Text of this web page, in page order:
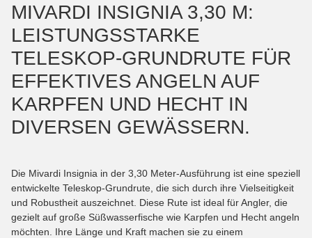
MIVARDI INSIGNIA 3,30 M:
LEISTUNGSSTARKE
TELESKOP-GRUNDRUTE FÜR
EFFEKTIVES ANGELN AUF
KARPFEN UND HECHT IN
DIVERSEN GEWÄSSERN.
Die Mivardi Insignia in der 3,30 Meter-Ausführung ist eine speziell
entwickelte Teleskop-Grundrute, die sich durch ihre Vielseitigkeit
und Robustheit auszeichnet. Diese Rute ist ideal für Angler, die
gezielt auf große Süßwasserfische wie Karpfen und Hecht angeln
möchten. Ihre Länge und Kraft machen sie zu einem